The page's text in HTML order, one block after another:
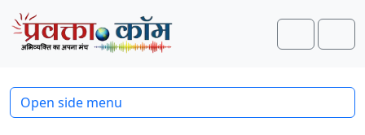
Skip to content
Skip to footer
Search
Open side menu